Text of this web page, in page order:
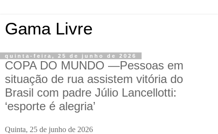
Gama Livre
quinta-feira, 25 de junho de 2026
COPA DO MUNDO —Pessoas em
situação de rua assistem vitória do
Brasil com padre Júlio Lancellotti:
‘esporte é alegria’
Quinta, 25 de junho de 2026